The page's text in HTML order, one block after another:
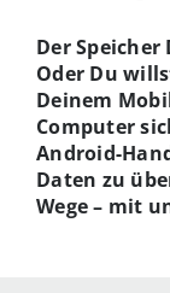
Der
Oder Du
Deinem
Computer
Android-
Daten zu
Wege – mit